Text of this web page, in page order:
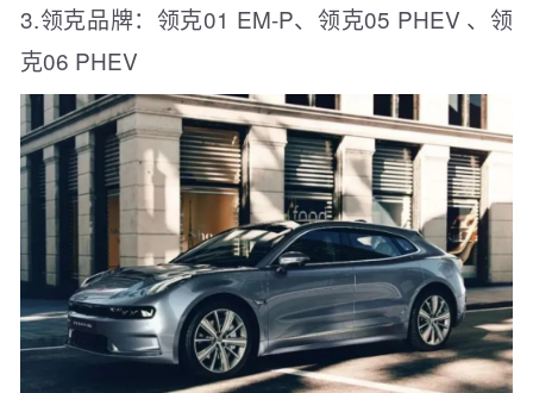
3.领克品牌：领克01 EM-P、领克05 PHEV 、领
克06 PHEV